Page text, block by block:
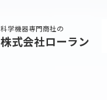
科学機器専門商社の
株式会社ローラン